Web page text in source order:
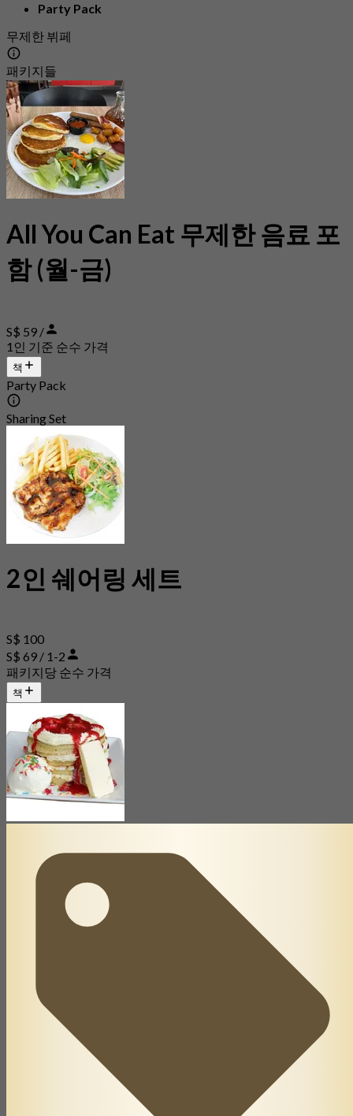
Party Pack
무제한 뷔페
패키지들
All You Can Eat 무제한 음료 포
함 (월-금)
S$ 59 /
1인 기준 순수 가격
책
Party Pack
Sharing Set
2인 쉐어링 세트
S$ 100
S$ 69 / 1-2
패키지당 순수 가격
책